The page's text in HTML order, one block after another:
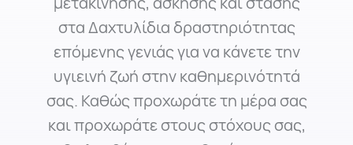
στα Δαχτυλίδια δραστηριότητας
επόμενης γενιάς για να κάνετε την
υγιεινή ζωή στην καθημερινότητά
σας. Καθώς προχωράτε τη μέρα σας
και προχωράτε στους στόχους σας,